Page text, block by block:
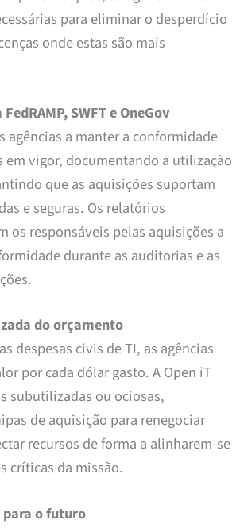
para eliminar o desperdício
onde estas são mais
SWFT e OneGov
agências a manter a conformidade
em vigor, documentando a utilização
que as aquisições suportam
e seguras. Os relatórios
os responsáveis pelas aquisições a
durante as auditorias e as
do orçamento
despesas civis de TI, as agências
por cada dólar gasto. A Open iT
subutilizadas ou ociosas,
de aquisição para renegociar
recursos de forma a alinharem-se
críticas da missão.
o futuro